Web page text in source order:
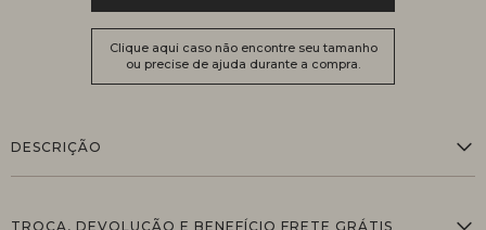
Clique aqui caso não encontre seu tamanho
ou precise de ajuda durante a compra.
DESCRIÇÃO
TROCA, DEVOLUÇÃO E BENEFÍCIO FRETE GRÁTIS